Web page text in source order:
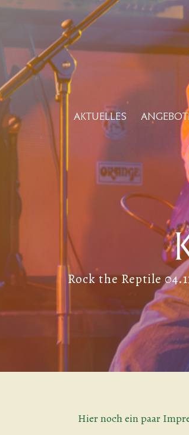
AKTUELLES
Rock the Reptile
Hier noch ein paar